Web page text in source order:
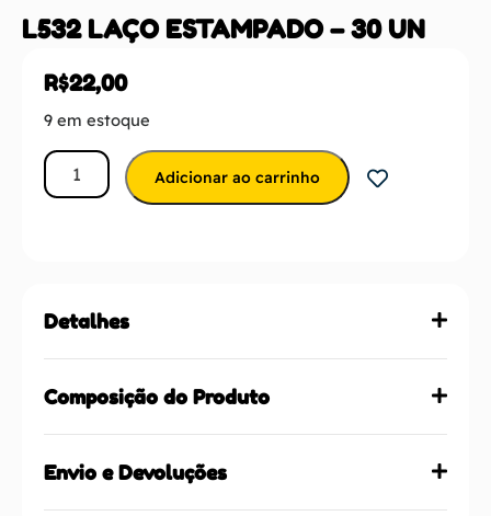
L532 LAÇO ESTAMPADO – 30 UN
R$22,00
9 em estoque
Adicionar ao carrinho
Detalhes
Composição do Produto
Envio e Devoluções